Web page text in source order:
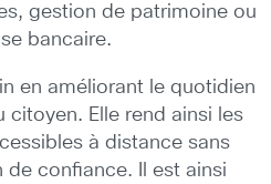
gestion de patrimoine ou
bancaire.
en améliorant le quotidien
Elle rend ainsi les
à distance sans
de confiance. Il est ainsi